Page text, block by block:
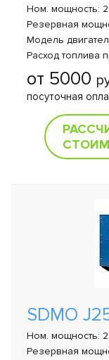
Ном. мощность:
Резервная
Модель
Расход топлива
от 5000
посуточная
SDMO
Ном. мощность:
Резервная